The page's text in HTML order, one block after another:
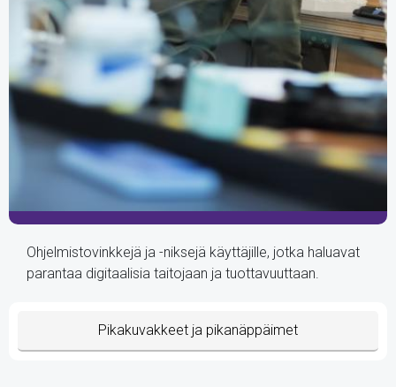
Ohjelmistovinkkejä ja -niksejä käyttäjille, jotka haluavat
parantaa digitaalisia taitojaan ja tuottavuuttaan.
Pikakuvakkeet ja pikanäppäimet